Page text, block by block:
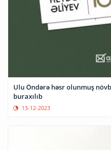
Ulu Öndərə həsr olunmuş
buraxılıb
13-12-2023